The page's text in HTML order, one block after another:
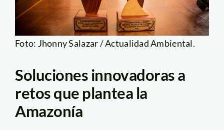
Foto: Jhonny Salazar / Actualidad Ambiental.
Soluciones innovadoras a
retos que plantea la
Amazonía